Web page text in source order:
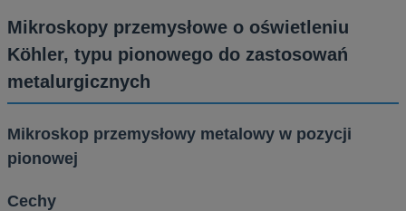
Mikroskopy przemysłowe o oświetleniu
Köhler, typu pionowego do zastosowań
metalurgicznych
Mikroskop przemysłowy metalowy w pozycji
pionowej
Cechy